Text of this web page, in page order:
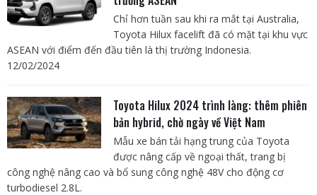
Chỉ hơn tuần sau khi ra mắt tại Australia,
Toyota Hilux facelift đã có mặt tại khu vực
ASEAN với điểm đến đầu tiên là thị trường Indonesia.
12/02/2024
Toyota Hilux 2024 trình làng: thêm phiên
bản hybrid, chờ ngày về Việt Nam
Mẫu xe bán tải hạng trung của Toyota
được nâng cấp về ngoại thất, trang bị
công nghệ nâng cao và bổ sung công nghệ 48V cho động cơ
turbodiesel 2.8L.